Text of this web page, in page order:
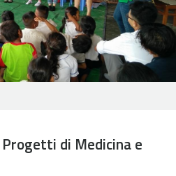
di Medicina e